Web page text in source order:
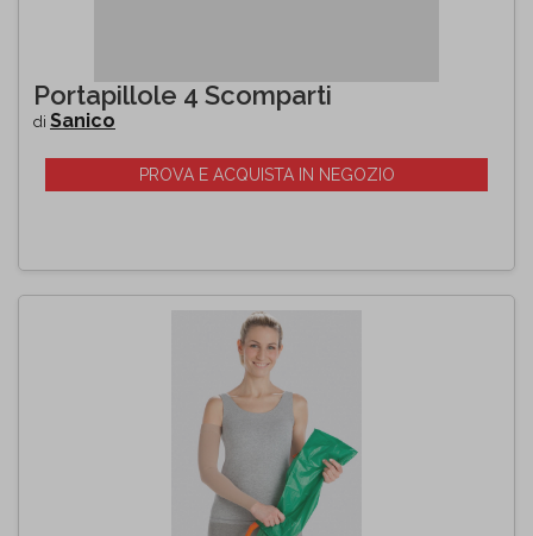
Portapillole 4 Scomparti
di Sanico
PROVA E ACQUISTA IN NEGOZIO